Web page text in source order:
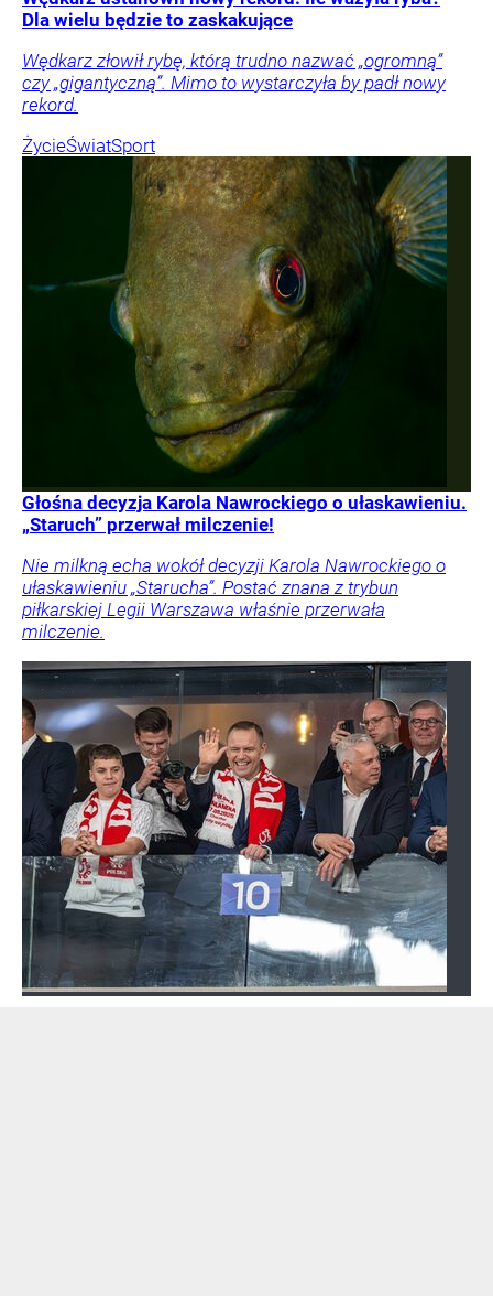
Dla wielu będzie to zaskakujące
Wędkarz złowił rybę, którą trudno nazwać „ogromną”
czy „gigantyczną”. Mimo to wystarczyła by padł nowy
rekord.
ŻycieŚwiatSport
Głośna decyzja Karola Nawrockiego o ułaskawieniu.
„Staruch” przerwał milczenie!
Nie milkną echa wokół decyzji Karola Nawrockiego o
ułaskawieniu „Starucha”. Postać znana z trybun
piłkarskiej Legii Warszawa właśnie przerwała
milczenie.